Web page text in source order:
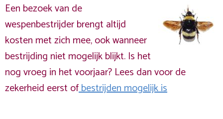
Een bezoek van de
wespenbestrijder brengt altijd
kosten met zich mee, ook wanneer
bestrijding niet mogelijk blijkt. Is het
nog vroeg in het voorjaar? Lees dan voor de
zekerheid eerst ofbestrijden mogelijk is